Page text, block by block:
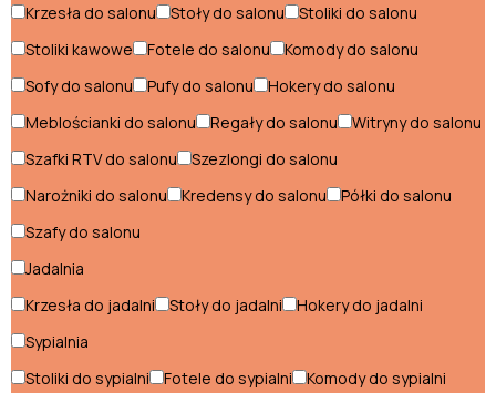
Konsole industrialne
Krzesła industrialne
Półki industrialne
Regały industrialne
Sofy industrialne
Szafki nocne industrialne
Krzesła do salonu
Stoły do salonu
Stoliki do salonu
Stoliki kawowe
Fotele do salonu
Komody do salonu
Sofy do salonu
Pufy do salonu
Hokery do salonu
Meblościanki do salonu
Regały do salonu
Witryny do salonu
Szafki RTV do salonu
Szezlongi do salonu
Narożniki do salonu
Kredensy do salonu
Półki do salonu
Szafy do salonu
Jadalnia
Krzesła do jadalni
Stoły do jadalni
Hokery do jadalni
Sypialnia
Stoliki do sypialni
Fotele do sypialni
Komody do sypialni